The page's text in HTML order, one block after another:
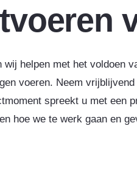
wij helpen met het voldoen
voeren. Neem
spreekt u met een
hoe we te werk gaan en